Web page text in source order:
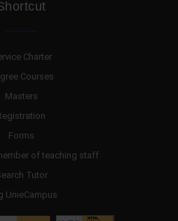
Charter
Courses
Masters
Forms
of teaching staff
Tutor
UnieCampus